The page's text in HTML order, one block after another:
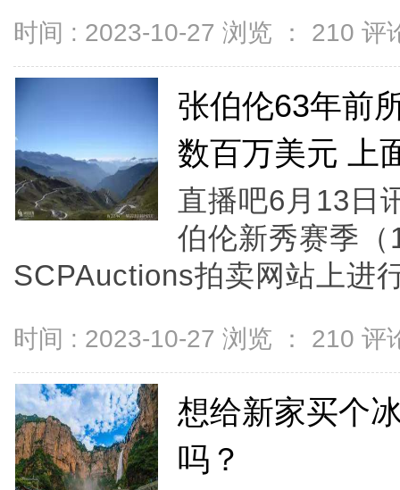
时间 : 2023-10-27 浏览 ： 210 评
张伯伦63年前
数百万美元 上
直播吧6月13日
伯伦新秀赛季
SCPAuctions拍卖网站上进
时间 : 2023-10-27 浏览 ： 210 评
想给新家买个
吗？